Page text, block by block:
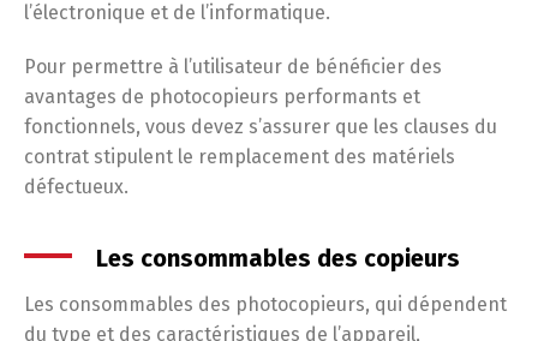
l’électronique et de l’informatique.
Pour permettre à l’utilisateur de bénéficier des
avantages de photocopieurs performants et
fonctionnels, vous devez s’assurer que les clauses du
contrat stipulent le remplacement des matériels
défectueux.
Les consommables des copieurs
Les consommables des photocopieurs, qui dépendent
du type et des caractéristiques de l’appareil,